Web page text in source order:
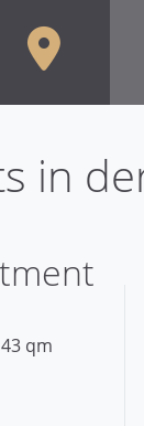
in
qm